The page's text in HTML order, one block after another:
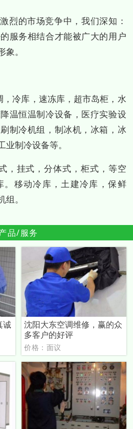
烈的市场竞争中，我们深知：
服务相结合才能被广大的用户
。
冷库，速冻库，超市岛柜，水
温恒温制冷设备，医疗实验设
制冷机组，制冰机，冰箱，冰
制冷设备等。
，挂式，分体式，柜式，等空
。移动冷库，土建冷库，保鲜
。
品/服务
诚
沈阳大东空调维修，赢的众
多客户的好评
价格：面议